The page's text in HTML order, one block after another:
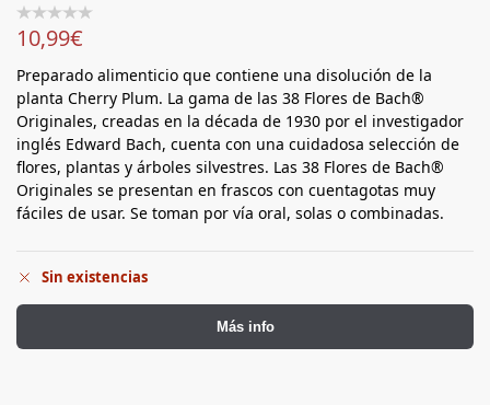
10,99€
Preparado alimenticio que contiene una disolución de la
planta Cherry Plum. La gama de las 38 Flores de Bach®
Originales, creadas en la década de 1930 por el investigador
inglés Edward Bach, cuenta con una cuidadosa selección de
flores, plantas y árboles silvestres. Las 38 Flores de Bach®
Originales se presentan en frascos con cuentagotas muy
fáciles de usar. Se toman por vía oral, solas o combinadas.
Sin existencias
Más info